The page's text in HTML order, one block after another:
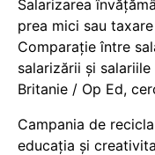
Salarizarea
prea mici sau
Comparație între
salarizării și
Britanie / Op Ed,
Campania de
educația și